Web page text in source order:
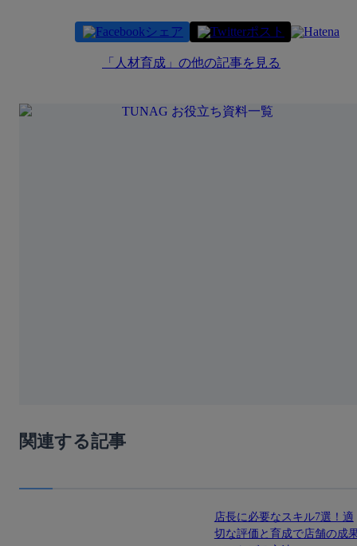
シェア ポスト
「 人材育成 」の他の記事を見る
関連する記事
店長に必要なスキル7選！適
切な評価と育成で店舗の成